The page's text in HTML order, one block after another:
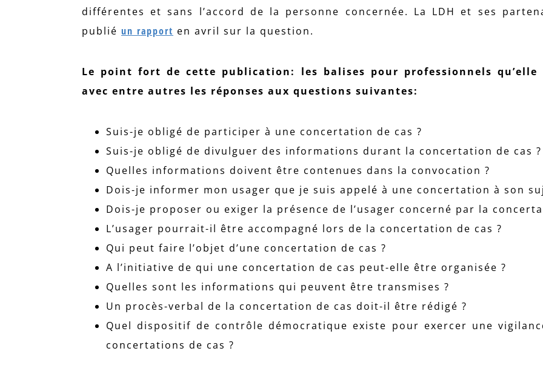
différentes et sans l’accord de la personne concernée. La LDH et ses
publié un rapport en avril sur la question.
Le point fort de cette publication: les balises pour professionnels qu’elle
avec entre autres les réponses aux questions suivantes:
Suis-je obligé de participer à une concertation de cas ?
Suis-je obligé de divulguer des informations durant la concertation de cas ?
Quelles informations doivent être contenues dans la convocation ?
Dois-je informer mon usager que je suis appelé à une concertation à son
Dois-je proposer ou exiger la présence de l’usager concerné par la
L’usager pourrait-il être accompagné lors de la concertation de cas ?
Qui peut faire l’objet d’une concertation de cas ?
A l’initiative de qui une concertation de cas peut-elle être organisée ?
Quelles sont les informations qui peuvent être transmises ?
Un procès-verbal de la concertation de cas doit-il être rédigé ?
Quel dispositif de contrôle démocratique existe pour exercer une
concertations de cas ?